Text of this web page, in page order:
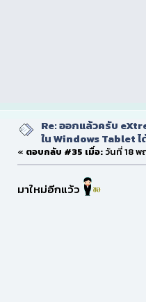
Re: ออกแล้วครับ
ใน Windows Tablet
« ตอบกลับ #35 เมื่อ: วันที่ 18 พ
มาใหม่อีกแว้ว